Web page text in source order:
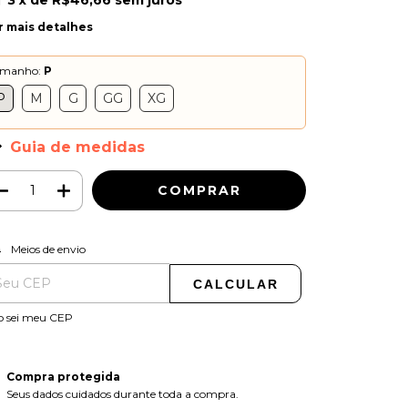
mais detalhes
P
M G GG XG
Guia de medidas
para o CEP:
Meios de envio
CALCULAR
sei meu CEP
Compra protegida
Seus dados cuidados durante toda a compra.